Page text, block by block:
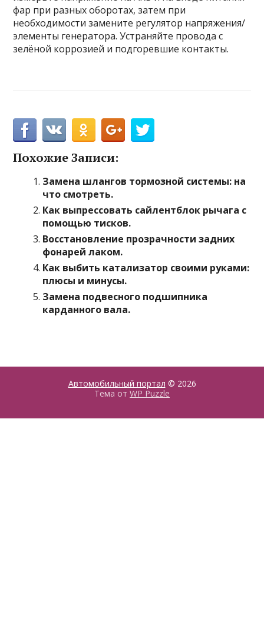
фар при разных оборотах, затем при
необходимости замените регулятор напряжения/
элементы генератора. Устраняйте провода с
зелёной коррозией и подгоревшие контакты.
Похожие Записи:
Замена шлангов тормозной системы: на
что смотреть.
Как выпрессовать сайлентблок рычага с
помощью тисков.
Восстановление прозрачности задних
фонарей лаком.
Как выбить катализатор своими руками:
плюсы и минусы.
Замена подвесного подшипника
карданного вала.
Автомобильный портал © 2026
Тема от WP Puzzle